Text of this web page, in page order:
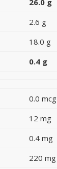
26.0 g
2.6 g
18.0 g
0.4 g
0.0 mcg
12 mg
0.4 mg
220 mg